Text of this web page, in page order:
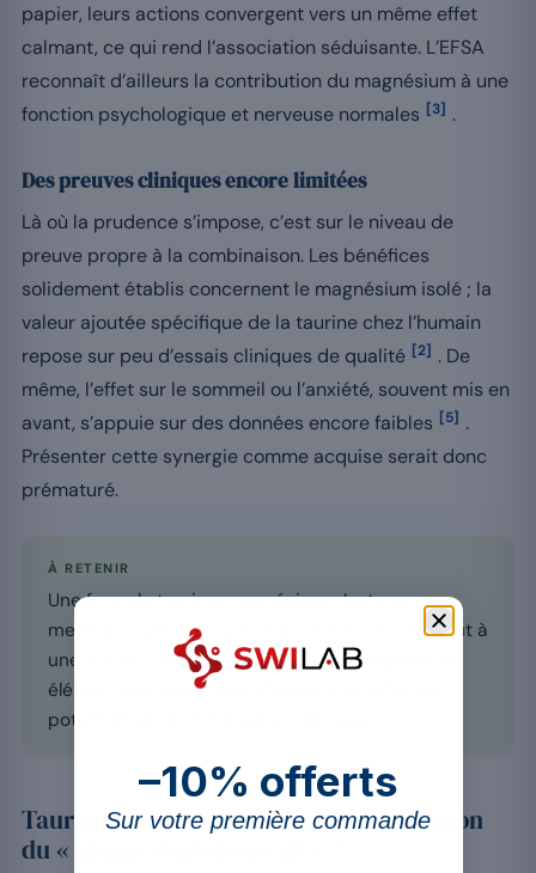
papier, leurs actions convergent vers un même effet
calmant, ce qui rend l’association séduisante. L’EFSA
reconnaît d’ailleurs la contribution du magnésium à une
fonction psychologique et nerveuse normales [3] .
Des preuves cliniques encore limitées
Là où la prudence s’impose, c’est sur le niveau de
preuve propre à la combinaison. Les bénéfices
solidement établis concernent le magnésium isolé ; la
valeur ajoutée spécifique de la taurine chez l’humain
repose sur peu d’essais cliniques de qualité [2] . De
même, l’effet sur le sommeil ou l’anxiété, souvent mis en
avant, s’appuie sur des données encore faibles [5] .
Présenter cette synergie comme acquise serait donc
prématuré.
À RETENIR
Une formule taurine-magnésium n’est pas «
meilleure » par principe : son intérêt tient surtout à
une bonne tolérance et à la dose de magnésium
élémentaire qu’elle apporte, pas à un effet de
potentialisation cliniquement prouvé.
Taurate et cœur : d’où vient la réputation
du « magnésium du cœur » ?
–10% offerts
Sur votre première commande